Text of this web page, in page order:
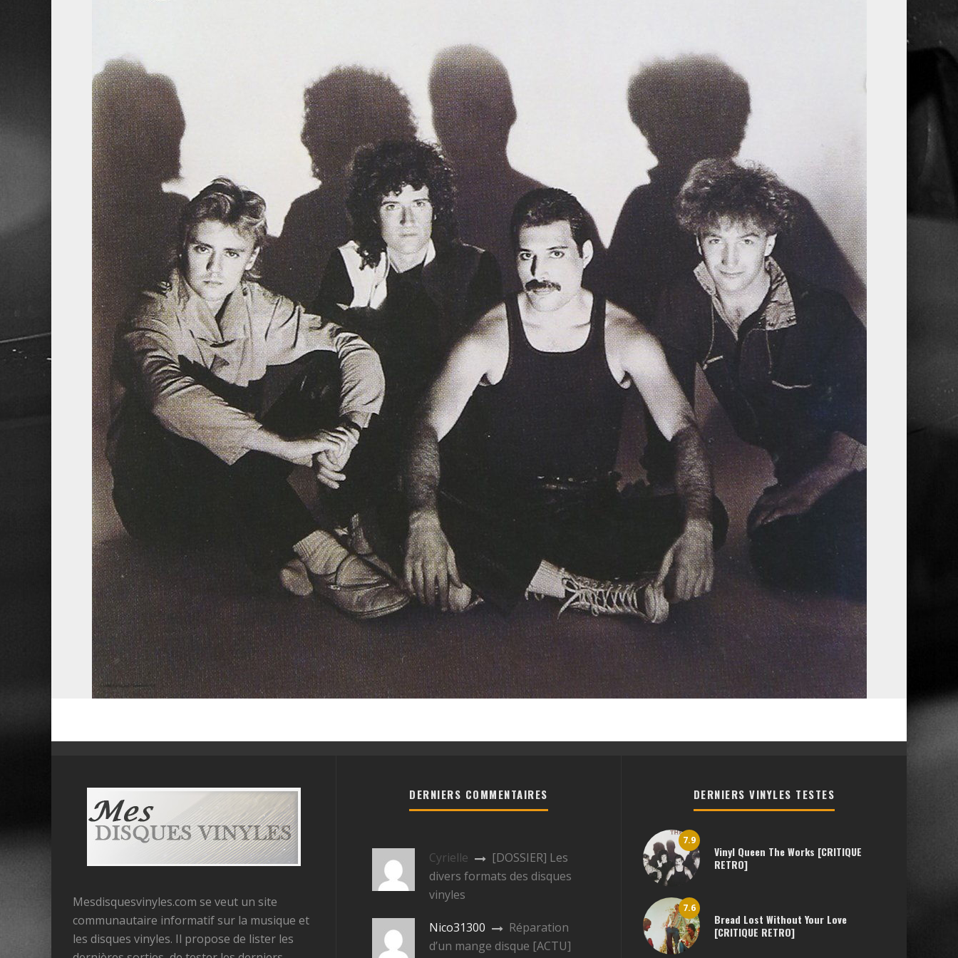
Mesdisquesvinyles.com se veut un site
communautaire informatif sur la musique et
les disques vinyles. Il propose de lister les
DERNIERS COMMENTAIRES
Cyrielle
[DOSSIER] Les
divers formats des disques
vinyles
Nico31300
Réparation
d’un mange disque [ACTU]
DERNIERS VINYLES TESTES
7.9
Vinyl Queen The Works [CRITIQUE
RETRO]
7.6
Bread Lost Without Your Love
[CRITIQUE RETRO]